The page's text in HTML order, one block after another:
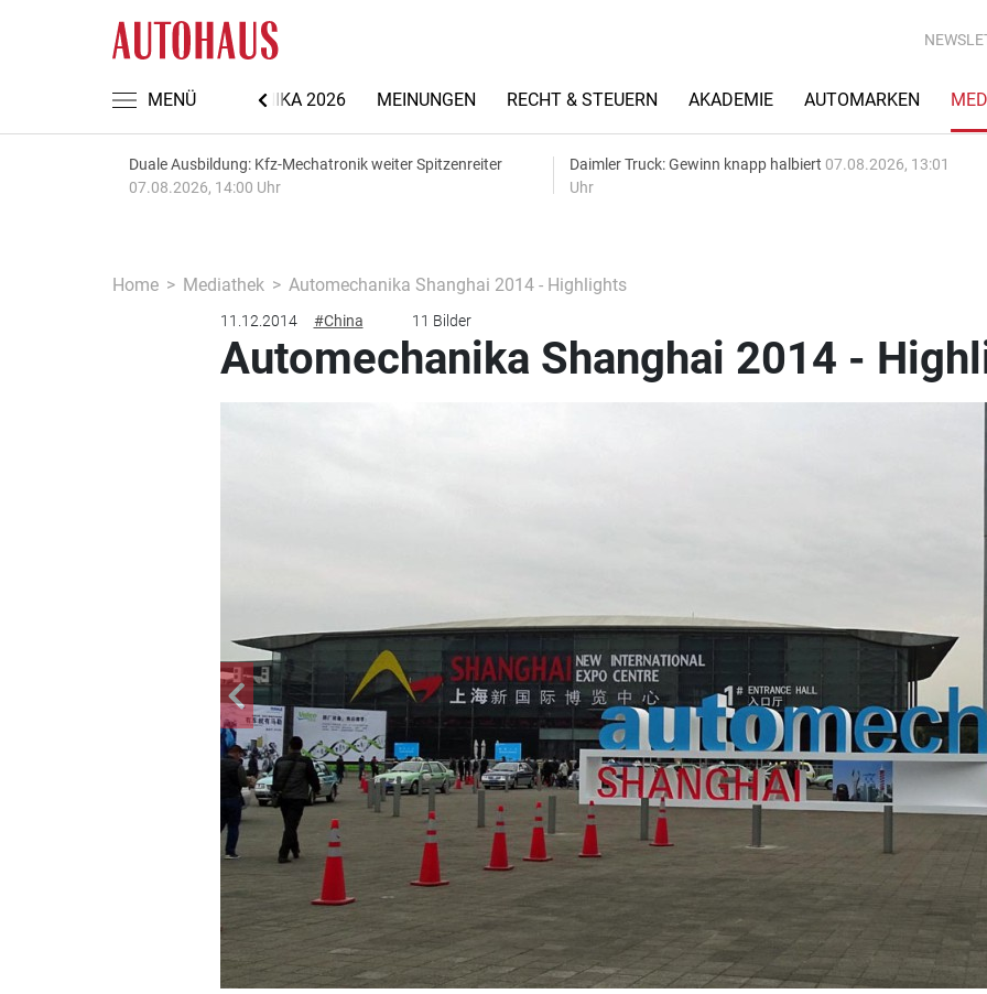
MENÜ
NACHRICHTEN AUTOMECHANIKA 2026 MEINUNGEN RECHT & STEUERN AKADEMIE AUTOMARKEN
Duale Ausbildung: Kfz-Mechatronik weiter Spitzenreiter
07.08.2026, 14:00 Uhr
Daimler Truck: Gewinn knapp halbiert 07.08.2026, 13:01
Uhr
Home Mediathek Automechanika Shanghai 2014 - Highlights
11.12.2014 #China 11 Bilder
Automechanika Shanghai 2014 -